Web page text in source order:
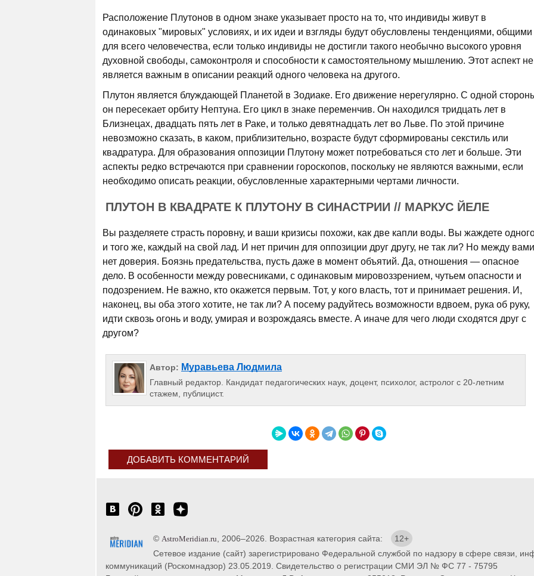
Расположение Плутонов в одном знаке указывает просто на то, что индивиды живут в
одинаковых "мировых" условиях, и их идеи и взгляды будут обусловлены тенденциями, общими
для всего человечества, если только индивиды не достигли такого необычно высокого уровня
духовной свободы, самоконтроля и способности к самостоятельному мышлению. Этот аспект не
является важным в описании реакций одного человека на другого.
Плутон является блуждающей Планетой в Зодиаке. Его движение нерегулярно. С одной
он пересекает орбиту Нептуна. Его цикл в знаке переменчив. Он находился тридцать лет в
Близнецах, двадцать пять лет в Раке, и только девятнадцать лет во Льве. По этой причине
невозможно сказать, в каком, приблизительно, возрасте будут сформированы секстиль или
квадратура. Для образования оппозиции Плутону может потребоваться сто лет и больше. Эти
аспекты редко встречаются при сравнении гороскопов, поскольку не являются важными, если
необходимо описать реакции, обусловленные характерными чертами личности.
ПЛУТОН В КВАДРАТЕ К ПЛУТОНУ В СИНАСТРИИ // МАРКУС ЙЕЛЕ
Вы разделяете страсть поровну, и ваши кризисы похожи, как две капли воды. Вы жаждете
и того же, каждый на свой лад. И нет причин для оппозиции друг другу, не так ли? Но между вами
нет доверия. Боязнь предательства, пусть даже в момент объятий. Да, отношения — опасное
дело. В особенности между ровесниками, с одинаковым мировоззрением, чутьем опасности и
подозрением. Не важно, кто окажется первым. Тот, у кого власть, тот и принимает решения. И,
наконец, вы оба этого хотите, не так ли? А посему радуйтесь возможности вдвоем, рука об руку,
идти сквозь огонь и воду, умирая и возрождаясь вместе. А иначе для чего люди сходятся друг с
другом?
Автор: Муравьева Людмила
Главный редактор. Кандидат педагогических наук, доцент, психолог, астролог с 20-летним
стажем, публицист.
ДОБАВИТЬ КОММЕНТАРИЙ
© AstroMeridian.ru , 2006–2026. Возрастная категория сайта:
12+
Сетевое издание (сайт) зарегистрировано Федеральной службой по надзору в сфере связи,
коммуникаций (Роскомнадзор) 23.05.2019. Свидетельство о регистрации СМИ ЭЛ № ФС 77 - 75795